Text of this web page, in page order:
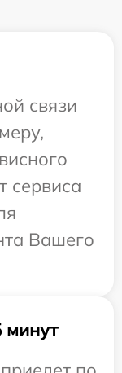
связи
сервиса
Вашего
минут